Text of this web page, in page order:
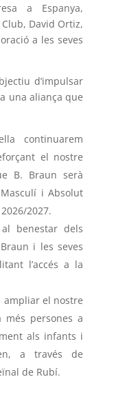
a Espanya,
David Ortiz,
a les seves
d’impulsar
una aliança que
continuarem
el nostre
B. Braun serà
i Absolut
2027.
benestar dels
i les seves
l’accés a la
el nostre
més persones a
als infants i
a través de
de Rubí.